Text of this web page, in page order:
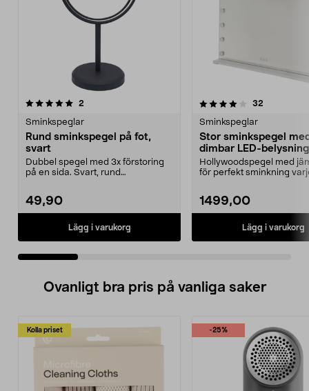
2
Sminkspeglar
Rund sminkspegel på fot,
svart
Dubbel spegel med 3x förstoring
på en sida. Svart, rund
49,90
Lägg i varukorg
4.0 av 5 stjärnor 32
Sminkspeglar
Stor sminkspegel
dimbar LED-
x 62 cm
Hollywoodspegel med
för perfekt sminkning
1499,00
Lägg i varukorg
4.5 av 5 stjärnor
Ovanligt bra pris på vanliga saker
Kolla priset -25%